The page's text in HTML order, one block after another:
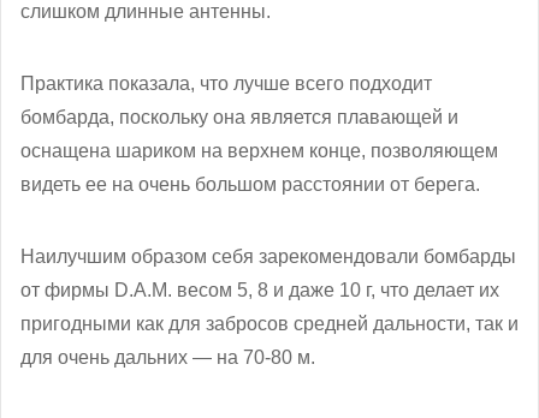
слишком длинные антенны.
Практика показала, что лучше всего подходит
бомбарда, поскольку она является плавающей и
оснащена шариком на верхнем конце, позволяющем
видеть ее на очень большом расстоянии от берега.
Наилучшим образом себя зарекомендовали бомбарды
от фирмы D.A.M. весом 5, 8 и даже 10 г, что делает их
пригодными как для забросов средней дальности, так и
для очень дальних — на 70-80 м.